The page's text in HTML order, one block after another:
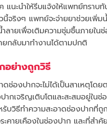
แนะนำให้รีบแจ้งให้แพทย์ทรา
จริงๆ แพทย์จะจ่ายยาช่วยเพิ่
ลายเพื่อเติมความชุ่มชื้นภายใ
ยกลับมาทำงานได้ตามปกติ
อย่างถูกวิธี
าดช่องปากจะไม่ได้เป็นสาเห
ากเจริญเติบโตและสะสมอยู่ใน
บวิธีทำความสะอาดช่องปากที่
ระคายเคืองในช่องปาก และ